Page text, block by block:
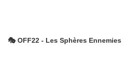
🎭 OFF22 - Les Sphères Ennemies